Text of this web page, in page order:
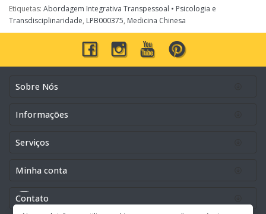
Etiquetas: Abordagem Integrativa Transpessoal • Psicologia e
Transdisciplinaridade, LPB000375, Medicina Chinesa
Sobre Nós
Informações
Serviços
Minha conta
Contato